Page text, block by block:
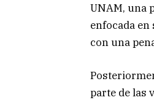
UNAM, una
enfocada
con una
parte de las